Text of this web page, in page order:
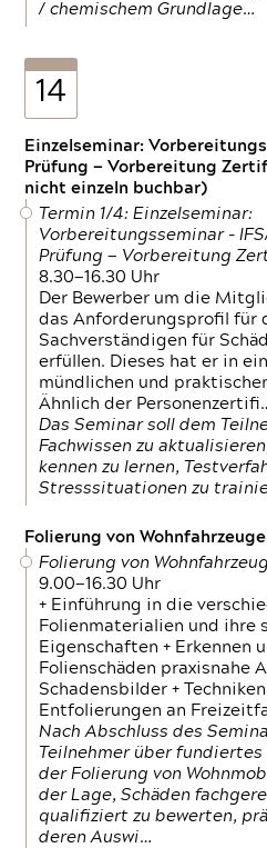
/ chemischem Grundlage…
14
Einzelseminar:
Prüfung — Vorbereitung
nicht einzeln buchbar)
Termin 1/4: Einzelseminar:
Vorbereitungsseminar -
Prüfung — Vorbereitung
8.30—16.30 Uhr
Der Bewerber um die
das Anforderungsprofil für
Sachverständigen für
erfüllen. Dieses hat er in
mündlichen und
Ähnlich der
Das Seminar soll dem
Fachwissen zu
kennen zu lernen,
Stresssituationen zu
Folierung von
Folierung von
9.00—16.30 Uhr
+ Einführung in die
Folienmaterialien und ihre
Eigenschaften + Erkennen
Folienschäden praxisnahe
Schadensbilder +
Entfolierungen an
Nach Abschluss des
Teilnehmer über fundiertes
der Folierung von
der Lage, Schäden
qualifiziert zu bewerten,
deren Auswi…